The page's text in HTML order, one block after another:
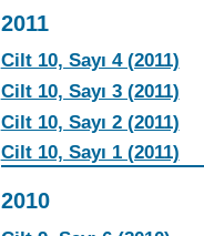
2011
Cilt 10, Sayı 4 (2011)
Cilt 10, Sayı 3 (2011)
Cilt 10, Sayı 2 (2011)
Cilt 10, Sayı 1 (2011)
2010